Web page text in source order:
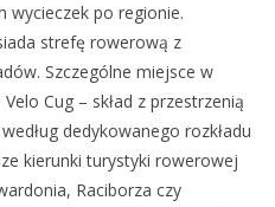
wycieczek po regionie.
strefę rowerową z
Szczególne miejsce w
Cug – skład z przestrzenią
dedykowanego rozkładu
kierunki turystyki rowerowej
Raciborza czy